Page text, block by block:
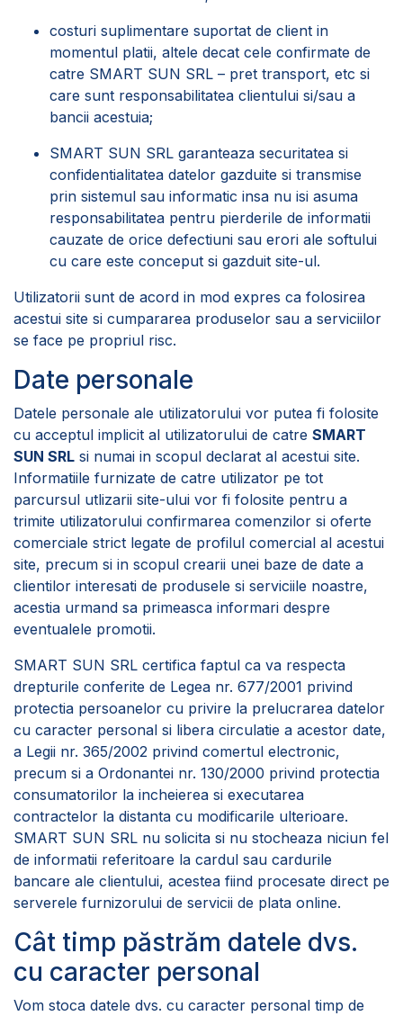
costuri suplimentare suportat de client in
momentul platii, altele decat cele confirmate de
catre SMART SUN SRL – pret transport, etc si
care sunt responsabilitatea clientului si/sau a
bancii acestuia;
SMART SUN SRL garanteaza securitatea si
confidentialitatea datelor gazduite si transmise
prin sistemul sau informatic insa nu isi asuma
responsabilitatea pentru pierderile de informatii
cauzate de orice defectiuni sau erori ale softului
cu care este conceput si gazduit site-ul.
Utilizatorii sunt de acord in mod expres ca folosirea
acestui site si cumpararea produselor sau a serviciilor
se face pe propriul risc.
Date personale
Datele personale ale utilizatorului vor putea fi folosite
cu acceptul implicit al utilizatorului de catre SMART
SUN SRL si numai in scopul declarat al acestui site.
Informatiile furnizate de catre utilizator pe tot
parcursul utlizarii site-ului vor fi folosite pentru a
trimite utilizatorului confirmarea comenzilor si oferte
comerciale strict legate de profilul comercial al acestui
site, precum si in scopul crearii unei baze de date a
clientilor interesati de produsele si serviciile noastre,
acestia urmand sa primeasca informari despre
eventualele promotii.
SMART SUN SRL certifica faptul ca va respecta
drepturile conferite de Legea nr. 677/2001 privind
protectia persoanelor cu privire la prelucrarea datelor
cu caracter personal si libera circulatie a acestor date,
a Legii nr. 365/2002 privind comertul electronic,
precum si a Ordonantei nr. 130/2000 privind protectia
consumatorilor la incheierea si executarea
contractelor la distanta cu modificarile ulterioare.
SMART SUN SRL nu solicita si nu stocheaza niciun fel
de informatii referitoare la cardul sau cardurile
bancare ale clientului, acestea fiind procesate direct pe
serverele furnizorului de servicii de plata online.
Cât timp păstrăm datele dvs.
cu caracter personal
Vom stoca datele dvs. cu caracter personal timp de